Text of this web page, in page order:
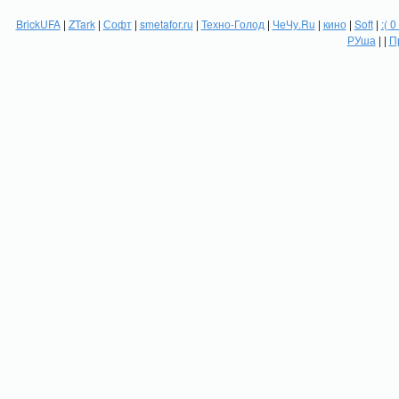
BrickUFA| ZTark| Софт| smetafor.ru | Техно-Голод | ЧеЧу.Ru | кино| Soft| :(
РУша | |